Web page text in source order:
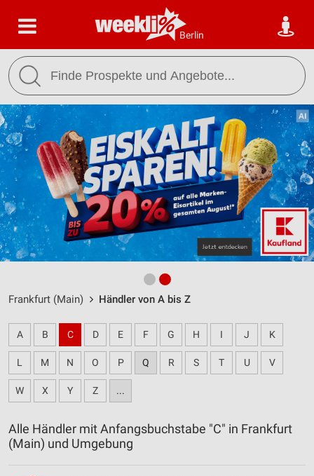
Berlin
Frankfurt (Main) Händler von A bis Z
A B C D E F G H I J K
L M N O P Q R S T U V
W X Y Z ...
Alle Händler mit Anfangsbuchstabe "C" in Frankfurt
(Main) und Umgebung